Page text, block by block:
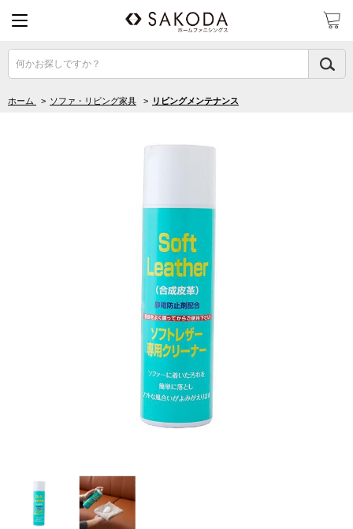
何かお探しですか？
ホーム > ソファ・リビング家具 > リビングメンテナンス